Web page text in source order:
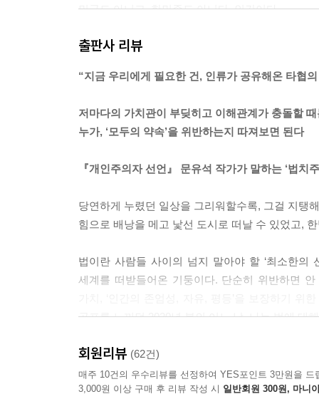
민국도 아니고, 한민족도 아니다. 인간이다.
배심원들은 판사들보다 낮은 양형을 선택하는
--- p.58~59
감사할 줄 알아야지. 이런 마음이 지배하는 사회
--- p.73
면 인공지능과 알고리즘, 복잡한 시스템으로 가득
--- p.75
자신이 옳다고 생각하는 결론을 위해 절차를 무시
출판사 리뷰
“지금 우리에게 필요한 건, 인류가 공유해온 타협
저마다의 가치관이 부딪히고 이해관계가 충돌할 때
누가, ‘모두의 약속’을 위반하는지 따져보면 된다
『개인주의자 선언』 문유석 작가가 말하는 ‘법치
당연하게 누렸던 일상을 그리워할수록, 그걸 지탱
힘으로 배낭을 메고 낯선 도시로 떠날 수 있었고,
법이란 사람들 사이의 넘지 말아야 할 ‘최소한의
세계를 떠받들어온 기둥이다. 단순히 위반하면
공포를 느끼던 2020년 봄의 어느 날, 나는 법에 대
극심한 갈등과 날 선 증오에 상처받고 지친 우리에
인터넷 포털에는 하루가 멀다 하고 복잡하고 혼
회원리뷰 (62건)
매주 10건의 우수리뷰를 선정하여 YES포인트 3만원을 드
3,000원 이상 구매 후 리뷰 작성 시 일반회원 300원, 마니